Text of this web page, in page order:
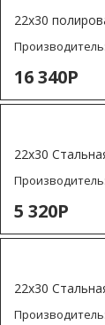
22х30
Производитель:
16 340Р
22х30
Производитель:
5 320Р
22х30
Производитель: